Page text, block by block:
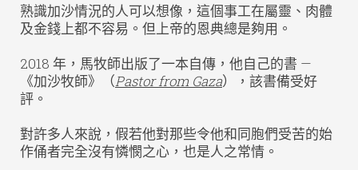
熟識加沙情況的人可以想像，這個事工在屬靈、肉體
及金錢上都不容易。但上帝的恩典總是夠用。
2018 年，馬牧師出版了一本自傳，他自己的書 —
《加沙牧師》（Pastor from Gaza），該書備受好
評。
對許多人來說，假若他對那些令他和同胞們受苦的始
作俑者完全沒有憐憫之心，也是人之常情。